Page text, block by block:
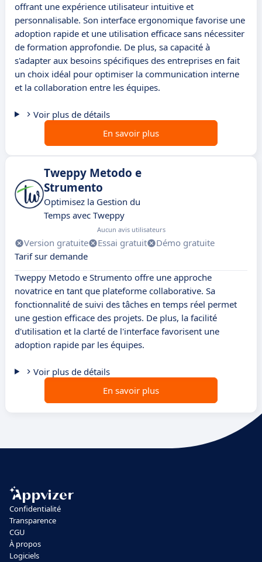
offrant une expérience utilisateur intuitive et
personnalisable. Son interface ergonomique favorise une
adoption rapide et une utilisation efficace sans nécessiter
de formation approfondie. De plus, sa capacité à
s'adapter aux besoins spécifiques des entreprises en fait
un choix idéal pour optimiser la communication interne
et la collaboration entre les équipes.
Voir plus de détails
En savoir plus
Tweppy Metodo e
Strumento
Optimisez la Gestion du
Temps avec Tweppy
Aucun avis utilisateurs
Version gratuite Essai gratuit
Démo gratuite
Tarif sur demande
Tweppy Metodo e Strumento offre une approche
novatrice en tant que plateforme collaborative. Sa
fonctionnalité de suivi des tâches en temps réel permet
une gestion efficace des projets. De plus, la facilité
d'utilisation et la clarté de l'interface favorisent une
adoption rapide par les équipes.
Voir plus de détails
En savoir plus
Confidentialité
Transparence
CGU
À propos
Logiciels